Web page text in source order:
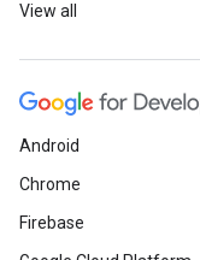
View all
Android
Chrome
Firebase